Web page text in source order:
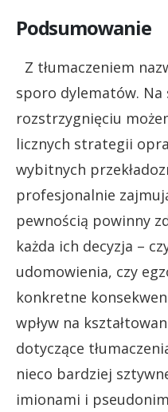
Podsumowanie
Z tłumaczeniem
sporo dylematów. Na
rozstrzygnięciu
licznych strategii
wybitnych
profesjonalnie
pewnością powinny
każda ich decyzja –
udomowienia, czy
konkretne
wpływ na
dotyczące
nieco bardziej
imionami i